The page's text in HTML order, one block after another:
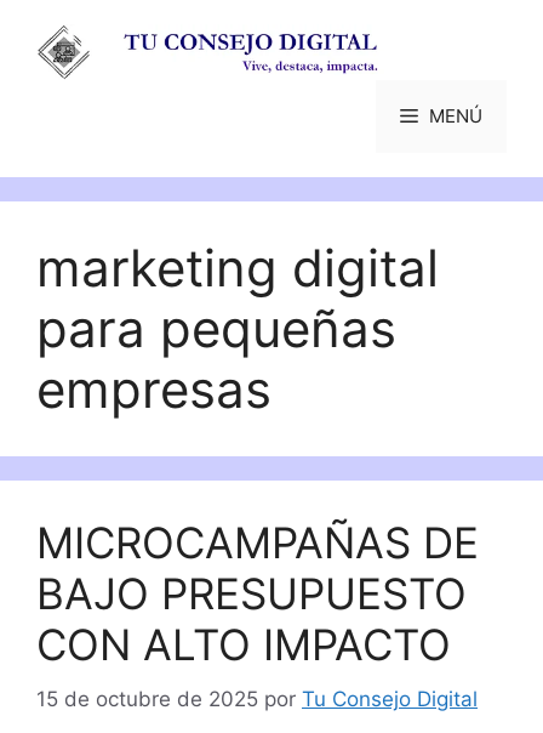
contenido
MENÚ
marketing digital
para pequeñas
empresas
MICROCAMPAÑAS DE
BAJO PRESUPUESTO
CON ALTO IMPACTO
15 de octubre de 2025 por Tu Consejo Digital